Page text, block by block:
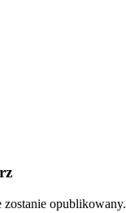
zostanie opublikowany.